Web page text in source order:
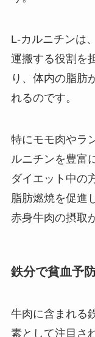
L-カルニチンは
運搬する役割を
り、体内の脂肪
れるのです。
特にモモ肉やラ
ルニチンを豊富
ダイエット中の
脂肪燃焼を促進
赤身牛肉の摂取
鉄分で貧血予
牛肉に含まれる
素として注目さ